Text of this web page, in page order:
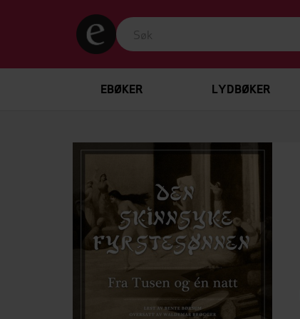
EBØKER LYDBØKER